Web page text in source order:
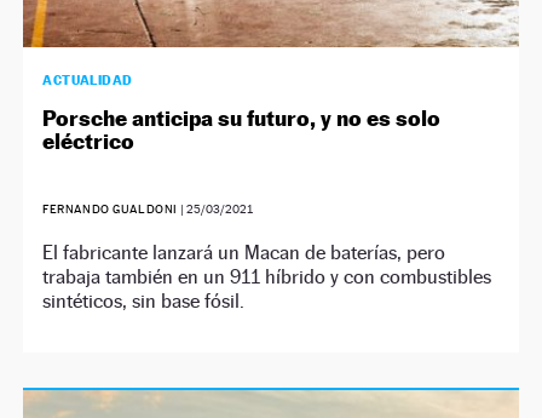
ACTUALIDAD
Porsche anticipa su futuro, y no es solo
eléctrico
FERNANDO GUALDONI | 25/03/2021
El fabricante lanzará un Macan de baterías, pero
trabaja también en un 911 híbrido y con combustibles
sintéticos, sin base fósil.